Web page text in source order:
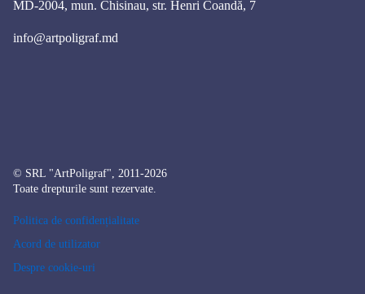
MD-2004, mun. Chisinau, str. Henri Coandă, 7
info@artpoligraf.md
© SRL "ArtPoligraf", 2011-2026
Toate drepturile sunt rezervate.
Politica de confidențialitate
Acord de utilizator
Despre cookie-uri